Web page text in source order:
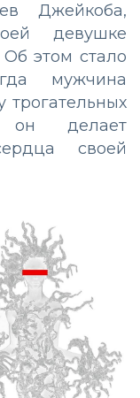
Джейкоба,
девушке
этом стало
мужчина
трогательных
он делает
своей